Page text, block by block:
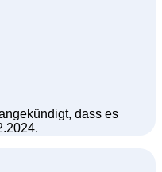
dass es